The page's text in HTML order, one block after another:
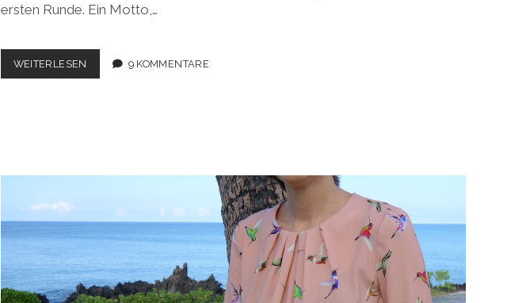
ersten Runde. Ein Motto,…
WEITERLESEN WEIHNACHTSKLEID
SEW
9 KOMMENTARE